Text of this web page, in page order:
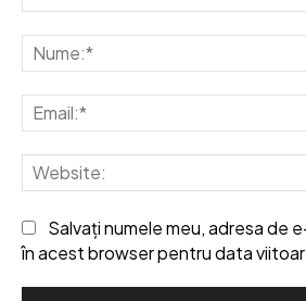
Salvați numele meu, adresa de
în acest browser pentru data